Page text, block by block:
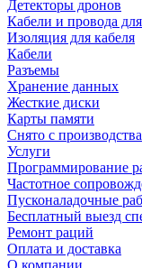
Детекторы дронов
Кабели и провода
Изоляция для кабеля
Кабели
Разъемы
Хранение данных
Жесткие диски
Карты памяти
Снято с производства
Услуги
Программирование
Частотное
Пусконаладочные
Бесплатный выезд
Ремонт раций
Оплата и доставка
О компании